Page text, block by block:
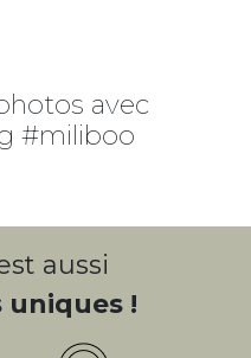
avec
#miliboo
aussi
uniques !